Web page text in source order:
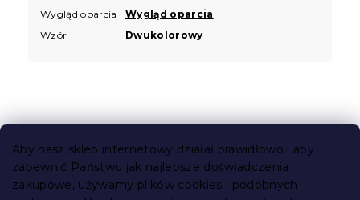
Aby nasz sklep internetowy działał prawidłowo i aby
zapewnić Państwu jak najlepsze doświadczenia
zakupowe, używamy plików cookies i podobnych
Wygląd oparcia
Wygląd oparcia
Wzór
Dwukolorowy
S
Informacje dla Ciebie